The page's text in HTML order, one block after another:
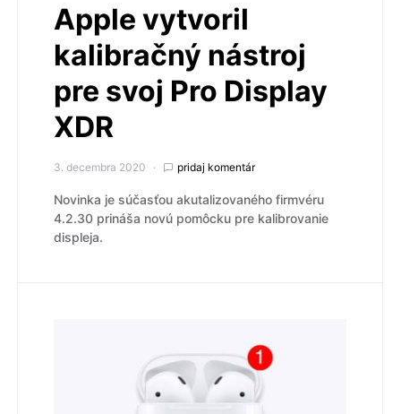
Apple vytvoril
kalibračný nástroj
pre svoj Pro Display
XDR
3. decembra 2020 pridaj komentár
Novinka je súčasťou akutalizovaného firmvéru
4.2.30 prináša novú pomôcku pre kalibrovanie
displeja.